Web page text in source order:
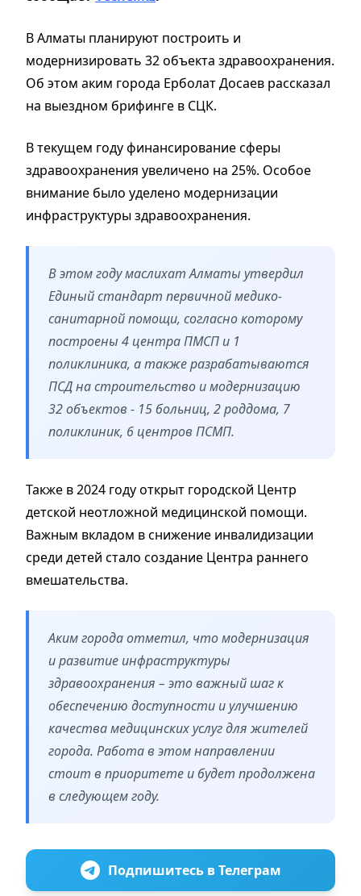
В Алматы планируют построить и
модернизировать 32 объекта здравоохранения.
Об этом аким города Ерболат Досаев рассказал
на выездном брифинге в СЦК.
В текущем году финансирование сферы
здравоохранения увеличено на 25%. Особое
внимание было уделено модернизации
инфраструктуры здравоохранения.
В этом году маслихат Алматы утвердил
Единый стандарт первичной медико-
санитарной помощи, согласно которому
построены 4 центра ПМСП и 1
поликлиника, а также разрабатываются
ПСД на строительство и модернизацию
32 объектов - 15 больниц, 2 роддома, 7
поликлиник, 6 центров ПСМП.
Также в 2024 году открыт городской Центр
детской неотложной медицинской помощи.
Важным вкладом в снижение инвалидизации
среди детей стало создание Центра раннего
вмешательства.
Аким города отметил, что модернизация
и развитие инфраструктуры
здравоохранения – это важный шаг к
обеспечению доступности и улучшению
качества медицинских услуг для жителей
города. Работа в этом направлении
стоит в приоритете и будет продолжена
в следующем году.
Подпишитесь в Телеграм